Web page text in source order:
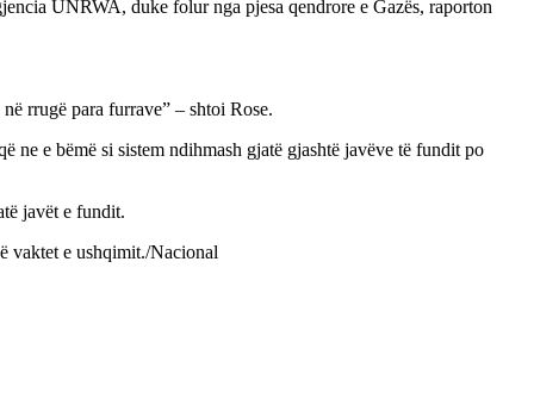
UNRWA, duke folur nga pjesa qendrore e Gazës, raporton
rrugë para furrave” – shtoi Rose.
e bëmë si sistem ndihmash gjatë gjashtë javëve të fundit po
javët e fundit.
vaktet e ushqimit./Nacional